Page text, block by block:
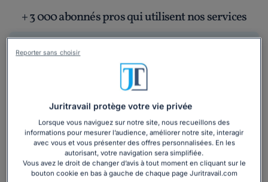
+ 3 000 abonnés pros qui utilisent nos services
Comparatif des tarifs des
juridiques professionnels
Bénéficiez de notre accompagnement
juridique et trouvez rapidement les réponses à
vos questions.
Pour sécuriser leurs décisions en droit du travail, droit
des affaires et fiscalité, de nombreuses PME optent
aujourd’hui pour un abonnement juridique
Juritravail protège votre vie privée
Lorsque vous naviguez sur notre site, nous recueillons des
informations pour mesurer l’audience, améliorer notre site, interagir
avec vous et vous présenter des offres personnalisées. En les
autorisant, votre navigation sera simplifiée.
Vous avez le droit de changer d’avis à tout moment en cliquant sur le
bouton cookie en bas à gauche de chaque page Juritravail.com
Reporter sans choisir